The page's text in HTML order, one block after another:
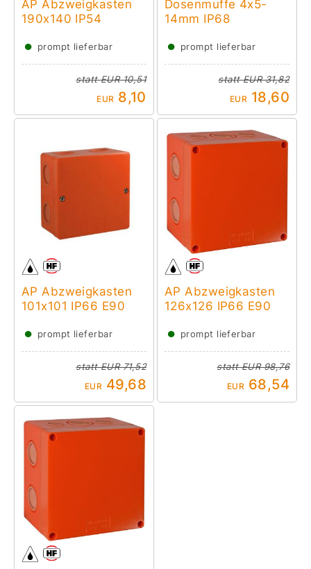
AP Abzweigkasten
190x140 IP54
● prompt lieferbar
stattEUR 10,51
EUR 8,10
Dosenmuffe 4x5-
14mm IP68
● prompt lieferbar
stattEUR 31,82
EUR 18,60
AP Abzweigkasten
101x101 IP66 E90
● prompt lieferbar
stattEUR 71,52
EUR 49,68
AP Abzweigkasten
126x126 IP66 E90
● prompt lieferbar
stattEUR 98,76
EUR 68,54